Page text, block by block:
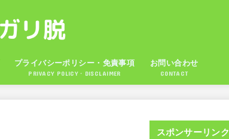
プライバシーポリシー・免責事項
PRIVACY POLICY・DISCLAIMER
お問い合わせ
CONTACT
スポンサーリンク